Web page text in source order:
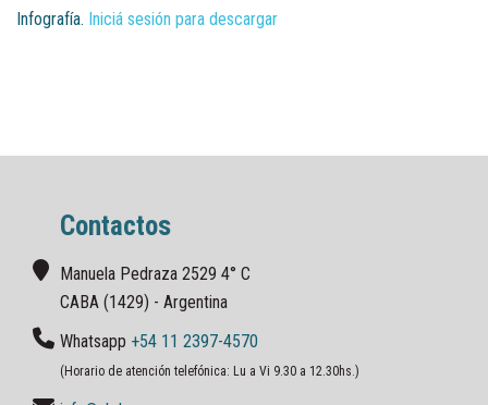
Infografía. Iniciá sesión para descargar
Contactos
Manuela Pedraza 2529 4° C
CABA (1429) - Argentina
Whatsapp +54 11 2397-4570
(Horario de atención telefónica: Lu a Vi 9.30 a 12.30hs.)